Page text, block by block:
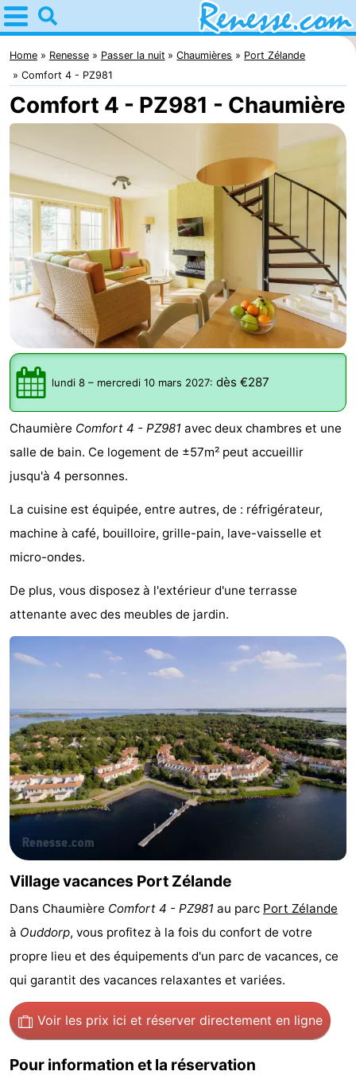
Home
Renesse
Astuces
Avec
enfants
Passer
la
nuit
Appartements
Port
Greve
Zeeuwse
Kust
Campings
Chambre
d'hôtes
Chaumières
-
Buitenheem
-
De
Oase
-
Duinoord
-
Ginsterveld
-
Julianahoeve
-
Port
-
Zélande
Resort
Haamstede
-
Résidence
't
Hof
van
Haamstede
-
Schouwen
-
Schouwse
Valleien
-
Soeten
Haert
-
Wijde
-
Zeeland
Village
Zeeuwse
Kust
-
Zonnedorp
-
’t
Hôtels
Home Renesse Passer la nuit Chaumières
Port Zélande
Comfort 4 - PZ981
Comfort 4 - PZ981 - Chaumière
lundi 8 – mercredi 10 mars 2027: dès €287
Chaumière Comfort 4 - PZ981 avec deux chambres et une
salle de bain. Ce logement de ±57m² peut accueillir
jusqu'à 4 personnes.
La cuisine est équipée, entre autres, de : réfrigérateur,
machine à café, bouilloire, grille-pain, lave-vaisselle et
micro-ondes.
De plus, vous disposez à l'extérieur d'une terrasse
attenante avec des meubles de jardin.
Village vacances Port Zélande
Dans Chaumière Comfort 4 - PZ981 au parc Port Zélande
à Ouddorp, vous profitez à la fois du confort de votre
propre lieu et des équipements d'un parc de vacances, ce
qui garantit des vacances relaxantes et variées.
Voir les prix ici et réserver directement en ligne
Pour information et la réservation